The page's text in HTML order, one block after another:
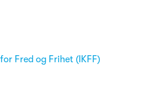
Fred og Frihet (IKFF)